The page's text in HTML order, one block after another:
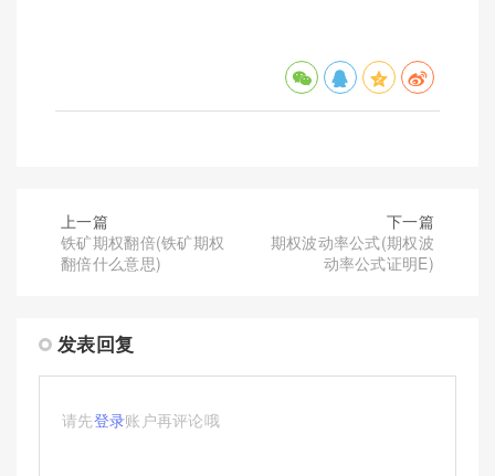
上一篇
铁矿期权翻倍(铁矿期权
翻倍什么意思)
下一篇
期权波动率公式(期权波
动率公式证明E)
发表回复
请先登录账户再评论哦